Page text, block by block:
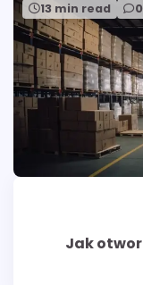
13 min read 0
Jak